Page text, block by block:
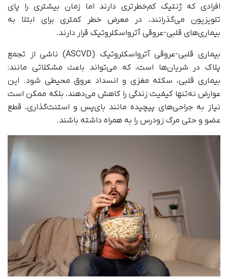
افرادی که ژنتیک کم‌خطرتری دارند اما زمان بیشتری را پای
تلویزیون می‌گذرانند، در معرض خطر کمتری برای ابتلا به
بیماری‌های قلبی-عروقی آترواسکلروتیک قرار دارند.
بیماری قلبی-عروقی آترواسکلروتیک (ASCVD) ناشی از تجمع
پلاک در شریان‌ها است، که می‌تواند باعث مشکلاتی مانند:
بیماری قلبی، سکته مغزی و انسداد عروق محیطی شود. این
عوارض نه‌تنها کیفیت زندگی را کاهش می‌دهند، بلکه ممکن است
نیاز به جراحی‌های پیچیده مانند بای‌پس و استنت‌گذاری، قطع
عضو و حتی مرگ زودرس را به همراه داشته باشند.